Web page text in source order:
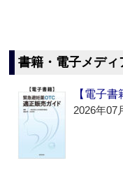
書籍・電子メディ
【電子
2026年07